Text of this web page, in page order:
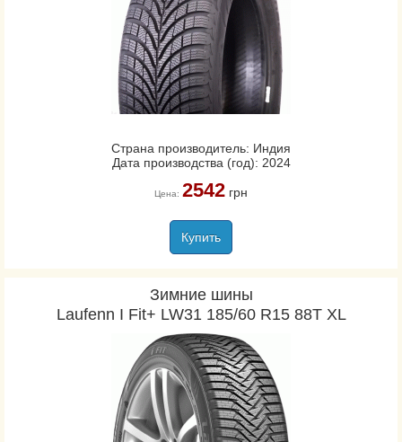
Страна производитель: Индия
Дата производства (год): 2024
Цена: 2542грн
Купить
Зимние шины
Laufenn I Fit+ LW31 185/60 R15 88T XL